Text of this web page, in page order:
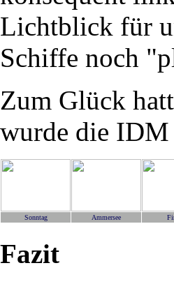
Lichtblick für
Schiffe noch
Zum Glück
wurde die IDM
Sonntag Ammersee
Fazit